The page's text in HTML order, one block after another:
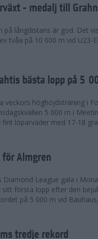
- medalj till Grahn
på långdistans är god. Det
tvåa på 10 000 m vid U23-
bästa lopp på 5
veckors höghöjdsträning i
5 000 m i
fint löparväder med 17-18
för Almgren
Diamond League gala i
sitt första lopp efter den
på 5 000 m vid
tredje rekord